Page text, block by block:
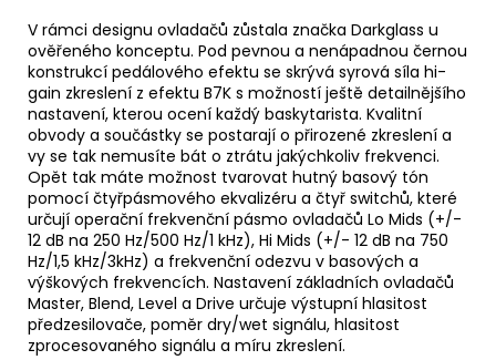
V rámci designu ovladačů zůstala značka Darkglass u
ověřeného konceptu. Pod pevnou a nenápadnou černou
konstrukcí pedálového efektu se skrývá syrová síla hi-
gain zkreslení z efektu B7K s možností ještě detailnějšího
nastavení, kterou ocení každý baskytarista. Kvalitní
obvody a součástky se postarají o přirozené zkreslení a
vy se tak nemusíte bát o ztrátu jakýchkoliv frekvenci.
Opět tak máte možnost tvarovat hutný basový tón
pomocí čtyřpásmového ekvalizéru a čtyř switchů, které
určují operační frekvenční pásmo ovladačů Lo Mids (+/-
12 dB na 250 Hz/500 Hz/1 kHz), Hi Mids (+/- 12 dB na 750
Hz/1,5 kHz/3kHz) a frekvenční odezvu v basových a
výškových frekvencích. Nastavení základních ovladačů
Master, Blend, Level a Drive určuje výstupní hlasitost
předzesilovače, poměr dry/wet signálu, hlasitost
zprocesovaného signálu a míru zkreslení.